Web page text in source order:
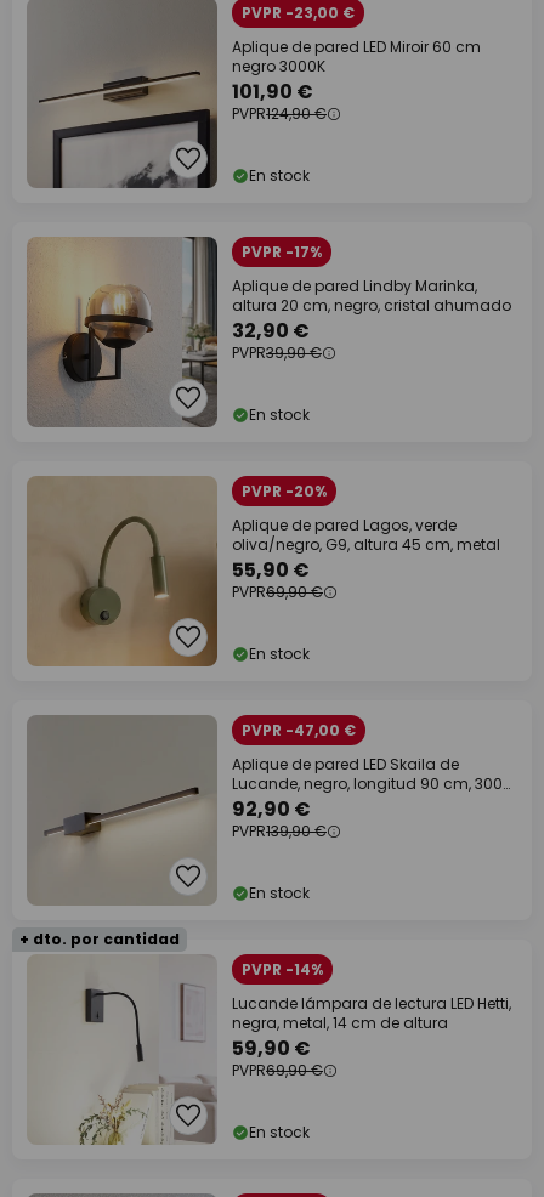
PVPR -23,00 €
Aplique de pared LED Miroir 60 cm
negro 3000K
101,90 €
PVPR124,90 €
En stock
PVPR -17%
Aplique de pared Lindby Marinka,
altura 20 cm, negro, cristal ahumado
32,90 €
PVPR39,90 €
En stock
PVPR -20%
Aplique de pared Lagos, verde
oliva/negro, G9, altura 45 cm, metal
55,90 €
PVPR69,90 €
En stock
PVPR -47,00 €
Aplique de pared LED Skaila de
Lucande, negro, longitud 90 cm, 3000
K
92,90 €
PVPR139,90 €
En stock
+ dto. por cantidad
PVPR -14%
Lucande lámpara de lectura LED Hetti,
negra, metal, 14 cm de altura
59,90 €
PVPR69,90 €
En stock